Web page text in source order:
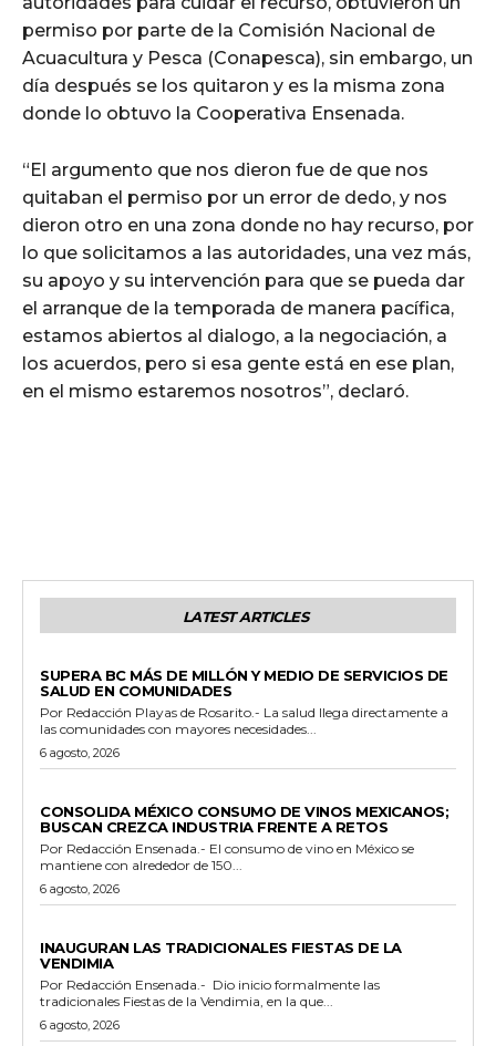
permiso por parte de la Comisión Nacional de
Acuacultura y Pesca (Conapesca), sin embargo, un
día después se los quitaron y es la misma zona
donde lo obtuvo la Cooperativa Ensenada.
“El argumento que nos dieron fue de que nos
quitaban el permiso por un error de dedo, y nos
dieron otro en una zona donde no hay recurso, por
lo que solicitamos a las autoridades, una vez más,
su apoyo y su intervención para que se pueda dar
el arranque de la temporada de manera pacífica,
estamos abiertos al dialogo, a la negociación, a
los acuerdos, pero si esa gente está en ese plan,
en el mismo estaremos nosotros”, declaró.
LATEST ARTICLES
SUPERA BC MÁS DE MILLÓN Y MEDIO DE SERVICIOS DE
SALUD EN COMUNIDADES
Por Redacción Playas de Rosarito.- La salud llega directamente a
las comunidades con mayores necesidades...
6 agosto, 2026
CONSOLIDA MÉXICO CONSUMO DE VINOS MEXICANOS;
BUSCAN CREZCA INDUSTRIA FRENTE A RETOS
Por Redacción Ensenada.- El consumo de vino en México se
mantiene con alrededor de 150...
6 agosto, 2026
INAUGURAN LAS TRADICIONALES FIESTAS DE LA
VENDIMIA
Por Redacción Ensenada.- Dio inicio formalmente las
tradicionales Fiestas de la Vendimia, en la que...
6 agosto, 2026